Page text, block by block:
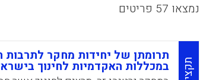
נמצאו 57 פריטים
תקציר
תרומתן של יחידות מחקר לתרבות
במכללות האקדמיות לחינוך